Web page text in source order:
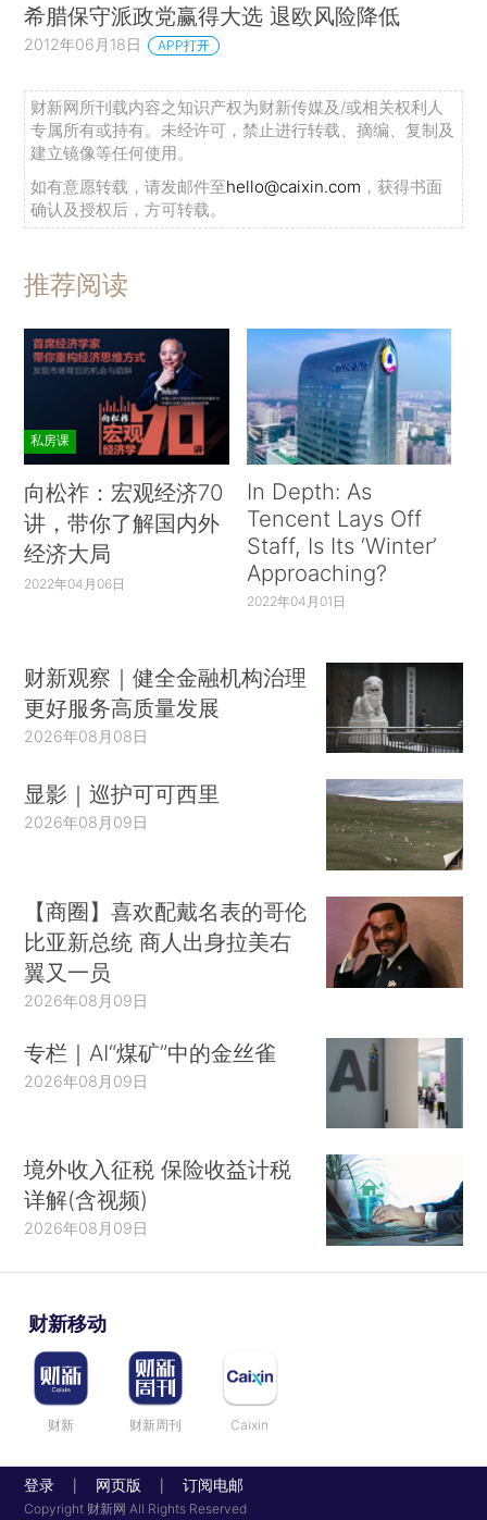
希腊保守派政党赢得大选 退欧风险降低
2012年06月18日 APP打开
财新网所刊载内容之知识产权为财新传媒及/或相关权利人
专属所有或持有。未经许可，禁止进行转载、摘编、复制及
建立镜像等任何使用。
如有意愿转载，请发邮件至hello@caixin.com ，获得书面
确认及授权后，方可转载。
推荐阅读
私房课
向松祚：宏观经济70
讲，带你了解国内外
经济大局
2022年04月06日
In Depth: As
Tencent Lays Off
Staff, Is Its ‘Winter’
Approaching?
2022年04月01日
财新观察｜健全金融机构治理
更好服务高质量发展
2026年08月08日
显影｜巡护可可西里
2026年08月09日
【商圈】喜欢配戴名表的哥伦
比亚新总统 商人出身拉美右
翼又一员
2026年08月09日
专栏｜AI“煤矿”中的金丝雀
2026年08月09日
境外收入征税 保险收益计税
详解(含视频)
2026年08月09日
财新移动
财新 财新周刊 Caixin
登录 网页版 订阅电邮
Copyright 财新网 All Rights Reserved